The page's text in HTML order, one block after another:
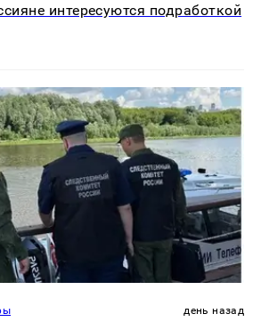
интересуются подработкой
день назад